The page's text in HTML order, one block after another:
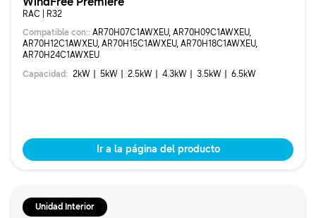
RAC | R32
Compatible con:: AR70H07C1AWXEU, AR70H09C1AWXEU,
AR70H12C1AWXEU, AR70H15C1AWXEU, AR70H18C1AWXEU,
AR70H24C1AWXEU
Capacidad : 2kW 5kW 2.5kW 4.3kW 3.5kW 6.5kW
Ir a la página del producto
Unidad Interior